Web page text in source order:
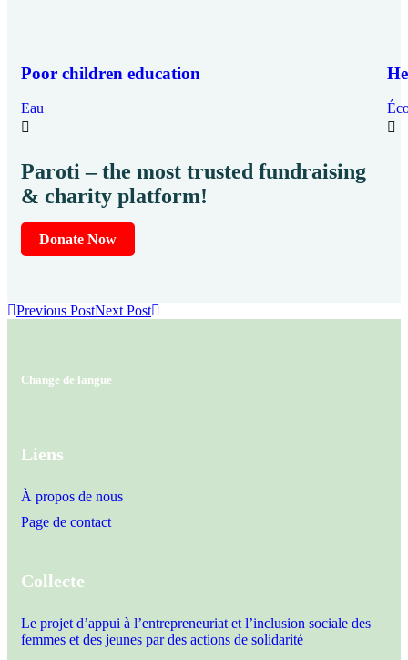
Poor children education
Eau
Paroti – the most trusted fundraising
& charity platform!
Donate Now
Previous PostNext Post
Change de langue
Liens
À propos de nous
Page de contact
Collecte
Le projet d’appui à l’entrepreneuriat et l’inclusion sociale des
femmes et des jeunes par des actions de solidarité